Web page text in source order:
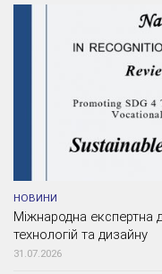
НОВИНИ
Міжнародна експертна
технологій та дизайну
31.07.2026